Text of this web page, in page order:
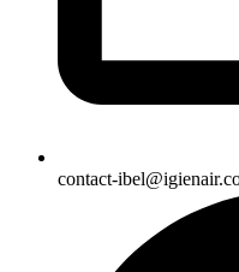
contact-